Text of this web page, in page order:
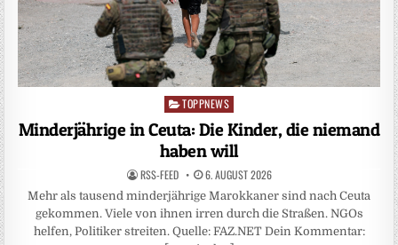
Posted
TOPPNEWS
Minderjährige in Ceuta: Die Kinder, die niemand
haben will
RSS-FEED 6. AUGUST 2026
Mehr als tausend minderjährige Marokkaner sind nach Ceuta
gekommen. Viele von ihnen irren durch die Straßen. NGOs
helfen, Politiker streiten. Quelle: FAZ.NET Dein Kommentar: